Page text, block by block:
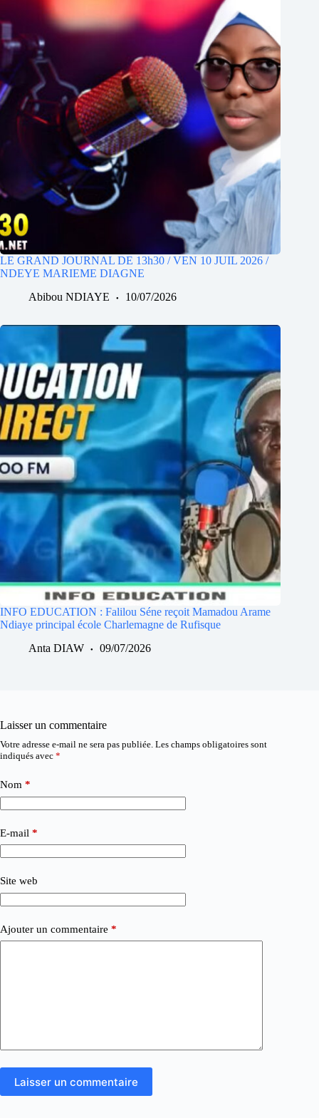
LE GRAND JOURNAL DE 13h30 / VEN 10 JUIL 2026 /
NDEYE MARIEME DIAGNE
Abibou NDIAYE
10/07/2026
INFO EDUCATION : Falilou Séne reçoit Mamadou Arame
Ndiaye principal école Charlemagne de Rufisque
Anta DIAW
09/07/2026
Laisser un commentaire
Votre adresse e-mail ne sera pas publiée. Les champs obligatoires sont
indiqués avec *
Nom *
E-mail *
Site web
Ajouter un commentaire *
Laisser un commentaire